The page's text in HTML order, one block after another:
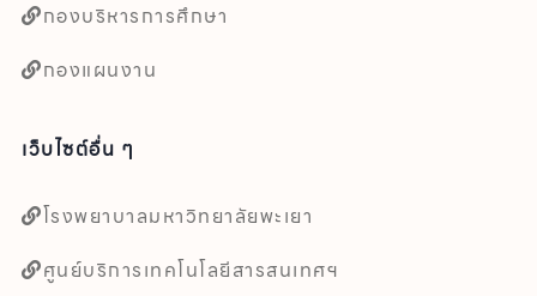
กองบริหารการศึกษา
กองแผนงาน
เว็บไซต์อื่น ๆ
โรงพยาบาลมหาวิทยาลัยพะเยา
ศูนย์บริการเทคโนโลยีสารสนเทศฯ